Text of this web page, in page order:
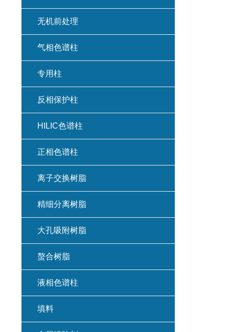
无机前处理
气相色谱柱
专用柱
反相保护柱
HILIC色谱柱
正相色谱柱
离子交换树脂
精细分离树脂
大孔吸附树脂
螯合树脂
液相色谱柱
填料